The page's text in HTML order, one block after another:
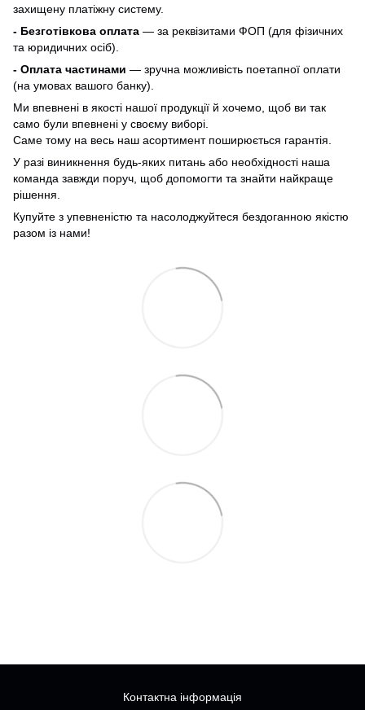
захищену платіжну систему.
- Безготівкова оплата — за реквізитами ФОП (для фізичних
та юридичних осіб).
- Оплата частинами — зручна можливість поетапної оплати
(на умовах вашого банку).
Ми впевнені в якості нашої продукції й хочемо, щоб ви так
само були впевнені у своєму виборі.
Саме тому на весь наш асортимент поширюється гарантія.
У разі виникнення будь-яких питань або необхідності наша
команда завжди поруч, щоб допомогти та знайти найкраще
рішення.
Купуйте з упевненістю та насолоджуйтеся бездоганною якістю
разом із нами!
Контактна інформація